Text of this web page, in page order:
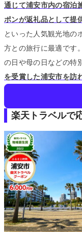
通じて浦安市内の宿
ポンが返礼品として提
といった人気観光地の
方との旅行に最適です。
の日や母の日などの特
を受賞した浦安市を訪
楽天トラベルで